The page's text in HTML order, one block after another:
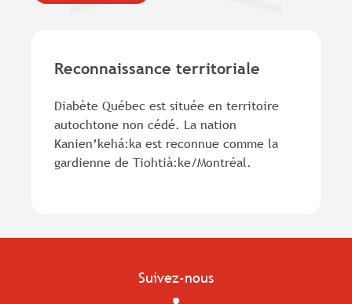
Reconnaissance territoriale
Diabète Québec est située en territoire
autochtone non cédé. La nation
Kanien’kehá:ka est reconnue comme la
gardienne de Tiohtià:ke/Montréal.
Suivez-nous